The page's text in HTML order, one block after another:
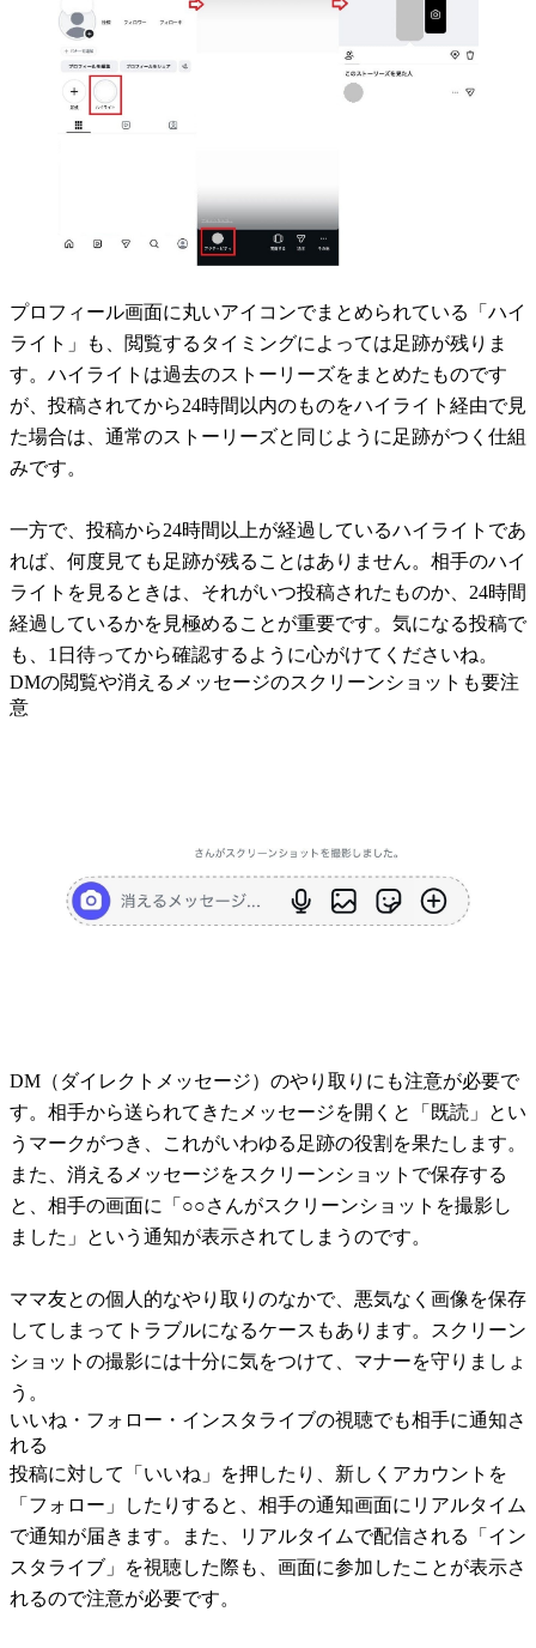
プロフィール画面に丸いアイコンでまとめられている「ハイ
ライト」も、閲覧するタイミングによっては足跡が残りま
す。ハイライトは過去のストーリーズをまとめたものです
が、投稿されてから24時間以内のものをハイライト経由で見
た場合は、通常のストーリーズと同じように足跡がつく仕組
みです。
一方で、投稿から24時間以上が経過しているハイライトであ
れば、何度見ても足跡が残ることはありません。相手のハイ
ライトを見るときは、それがいつ投稿されたものか、24時間
経過しているかを見極めることが重要です。気になる投稿で
も、1日待ってから確認するように心がけてくださいね。
DMの閲覧や消えるメッセージのスクリーンショットも要注
意
DM（ダイレクトメッセージ）のやり取りにも注意が必要で
す。相手から送られてきたメッセージを開くと「既読」とい
うマークがつき、これがいわゆる足跡の役割を果たします。
また、消えるメッセージをスクリーンショットで保存する
と、相手の画面に「○○さんがスクリーンショットを撮影し
ました」という通知が表示されてしまうのです。
ママ友との個人的なやり取りのなかで、悪気なく画像を保存
してしまってトラブルになるケースもあります。スクリーン
ショットの撮影には十分に気をつけて、マナーを守りましょ
う。
いいね・フォロー・インスタライブの視聴でも相手に通知さ
れる
投稿に対して「いいね」を押したり、新しくアカウントを
「フォロー」したりすると、相手の通知画面にリアルタイム
で通知が届きます。また、リアルタイムで配信される「イン
スタライブ」を視聴した際も、画面に参加したことが表示さ
れるので注意が必要です。